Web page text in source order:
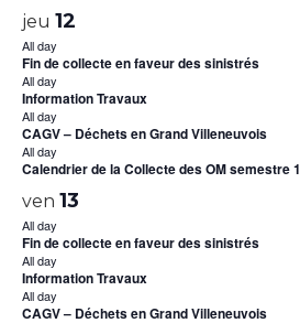
jeu 12
All day
Fin de collecte en faveur des sinistrés
All day
Information Travaux
All day
CAGV – Déchets en Grand Villeneuvois
All day
Calendrier de la Collecte des OM semestre 1
ven 13
All day
Fin de collecte en faveur des sinistrés
All day
Information Travaux
All day
CAGV – Déchets en Grand Villeneuvois